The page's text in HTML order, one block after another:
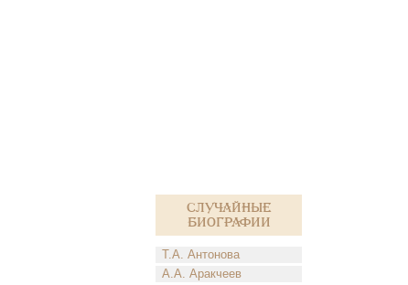
Случайные
биографии
Т.А. Антонова
А.А. Аракчеев